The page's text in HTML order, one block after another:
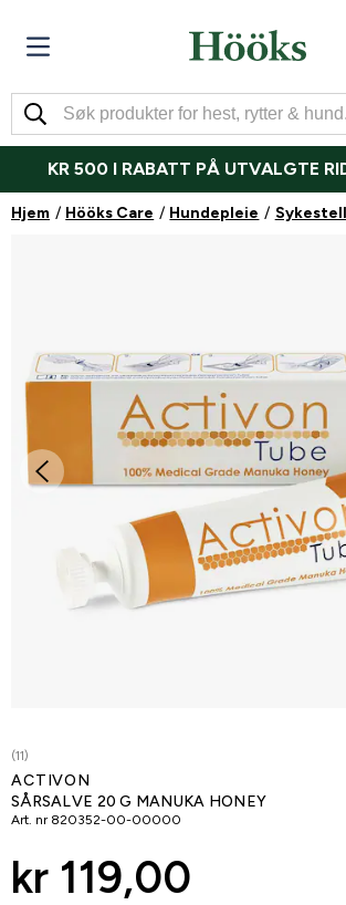
KR 500 I RABATT PÅ UTVALGTE
Hjem Hööks Care Hundepleie Sykestell
(11)
ACTIVON
SÅRSALVE 20 G MANUKA HONEY
Art. nr 820352-00-00000
kr 119,00